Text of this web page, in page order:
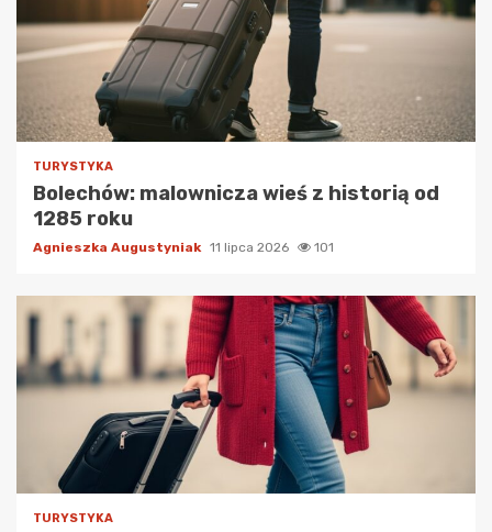
TURYSTYKA
Bolechów: malownicza wieś z historią od
1285 roku
Agnieszka Augustyniak 11 lipca 2026 101
TURYSTYKA